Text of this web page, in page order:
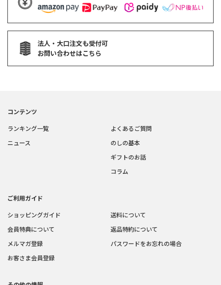
法人・大口注文も受付可
お問い合わせはこちら
コンテンツ
ランキング一覧
ニュース
よくあるご質問
のしの基本
ギフトのお話
コラム
ご利用ガイド
ショッピングガイド
会員特典について
メルマガ登録
お客さま会員登録
送料について
返品特約について
パスワードをお忘れの場合